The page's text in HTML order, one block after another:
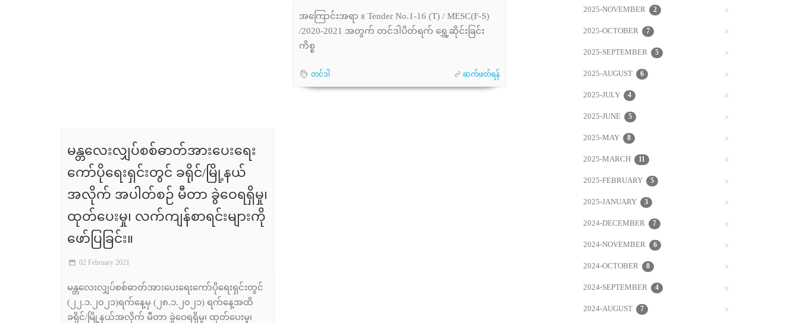
အကြောင်းအရာ ။ Tender No.1-16 (T) / MESC(F-S)
/2020-2021 အတွက် တင်ဒါပိတ်ရက် ရွှေ့ဆိုင်းခြင်း
ကိစ္စ
တင်ဒါ ဆက်ဖတ်ရန်
မန္တလေးလျှပ်စစ်ဓာတ်အားပေးရေး
ကော်ပိုရေးရှင်းတွင် ခရိုင်/မြို့နယ်
အလိုက် အပါတ်စဉ် မီတာ ခွဲဝေရရှိမှု၊
ထုတ်ပေးမှု၊ လက်ကျန်စာရင်းများကို
ဖော်ပြခြင်း။
02 February 2021
မန္တလေးလျှပ်စစ်ဓာတ်အားပေးရေးကော်ပိုရေးရှင်းတွင်
(၂၂.၁.၂၀၂၁)ရက်နေ့မှ (၂၈.၁.၂၀၂၁) ရက်နေ့အထိ
ခရိုင်/မြို့နယ်အလိုက် မီတာ ခွဲဝေရရှိမှု၊ ထုတ်ပေးမှု၊
2025-NOVEMBER 2
2025-OCTOBER 7
2025-SEPTEMBER 5
2025-AUGUST 6
2025-JULY 4
2025-JUNE 5
2025-MAY 8
2025-MARCH 11
2025-FEBRUARY 5
2025-JANUARY 3
2024-DECEMBER 7
2024-NOVEMBER 6
2024-OCTOBER 8
2024-SEPTEMBER 4
2024-AUGUST 7